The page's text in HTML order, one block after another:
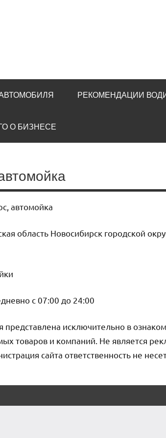
РЕКОМЕНДАЦИИ
О БИЗНЕСЕ
автомойка
область Новосибирск городской
с 07:00 до 24:00
исключительно в
товаров и компаний. Не является
сайта ответственность не